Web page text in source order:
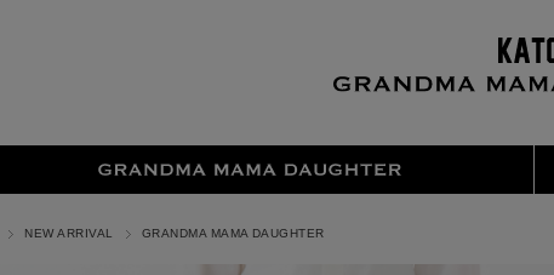
NEW ARRIVAL GRANDMA MAMA DAUGHTER